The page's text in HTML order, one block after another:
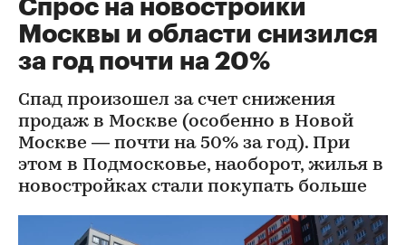
Спрос на новостройки
Москвы и области снизился
за год почти на 20%
Спад произошел за счет снижения
продаж в Москве (особенно в Новой
Москве — почти на 50% за год). При
этом в Подмосковье, наоборот, жилья в
новостройках стали покупать больше